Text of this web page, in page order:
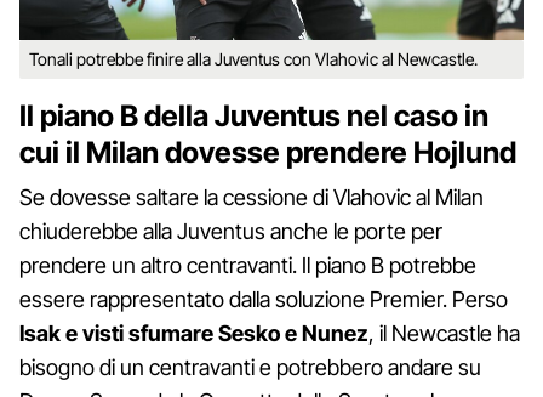
Tonali potrebbe finire alla Juventus con Vlahovic al Newcastle.
Il piano B della Juventus nel caso in
cui il Milan dovesse prendere Hojlund
Se dovesse saltare la cessione di Vlahovic al Milan
chiuderebbe alla Juventus anche le porte per
prendere un altro centravanti. Il piano B potrebbe
essere rappresentato dalla soluzione Premier. Perso
Isak e visti sfumare Sesko e Nunez, il Newcastle ha
bisogno di un centravanti e potrebbero andare su